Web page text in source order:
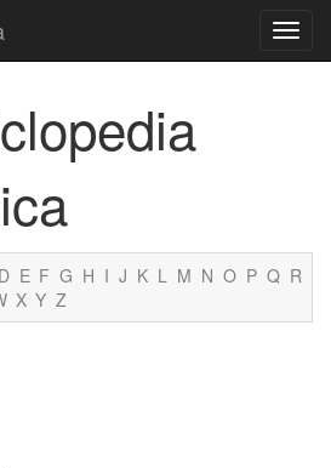
D E F G H I J K L M N O P Q R
X Y Z